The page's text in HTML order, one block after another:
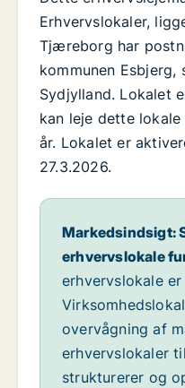
Erhvervslokaler,
Tjæreborg har
kommunen Esbjerg,
Sydjylland. Lokalet
kan leje dette
år. Lokalet er
27.3.2026.
Markedsindsigt:
erhvervslokale
erhvervslokale
overvågning af
erhvervslokaler
strukturerer og